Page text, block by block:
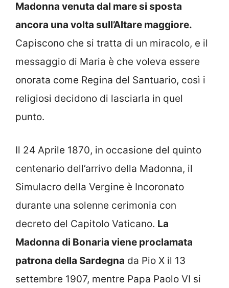
Madonna venuta dal mare si sposta
ancora una volta sull’Altare maggiore.
Capiscono che si tratta di un miracolo, e il
messaggio di Maria è che voleva essere
onorata come Regina del Santuario, così i
religiosi decidono di lasciarla in quel
punto.
Il 24 Aprile 1870, in occasione del quinto
centenario dell’arrivo della Madonna, il
Simulacro della Vergine è Incoronato
durante una solenne cerimonia con
decreto del Capitolo Vaticano. La
Madonna di Bonaria viene proclamata
patrona della Sardegna da Pio X il 13
settembre 1907, mentre Papa Paolo VI si